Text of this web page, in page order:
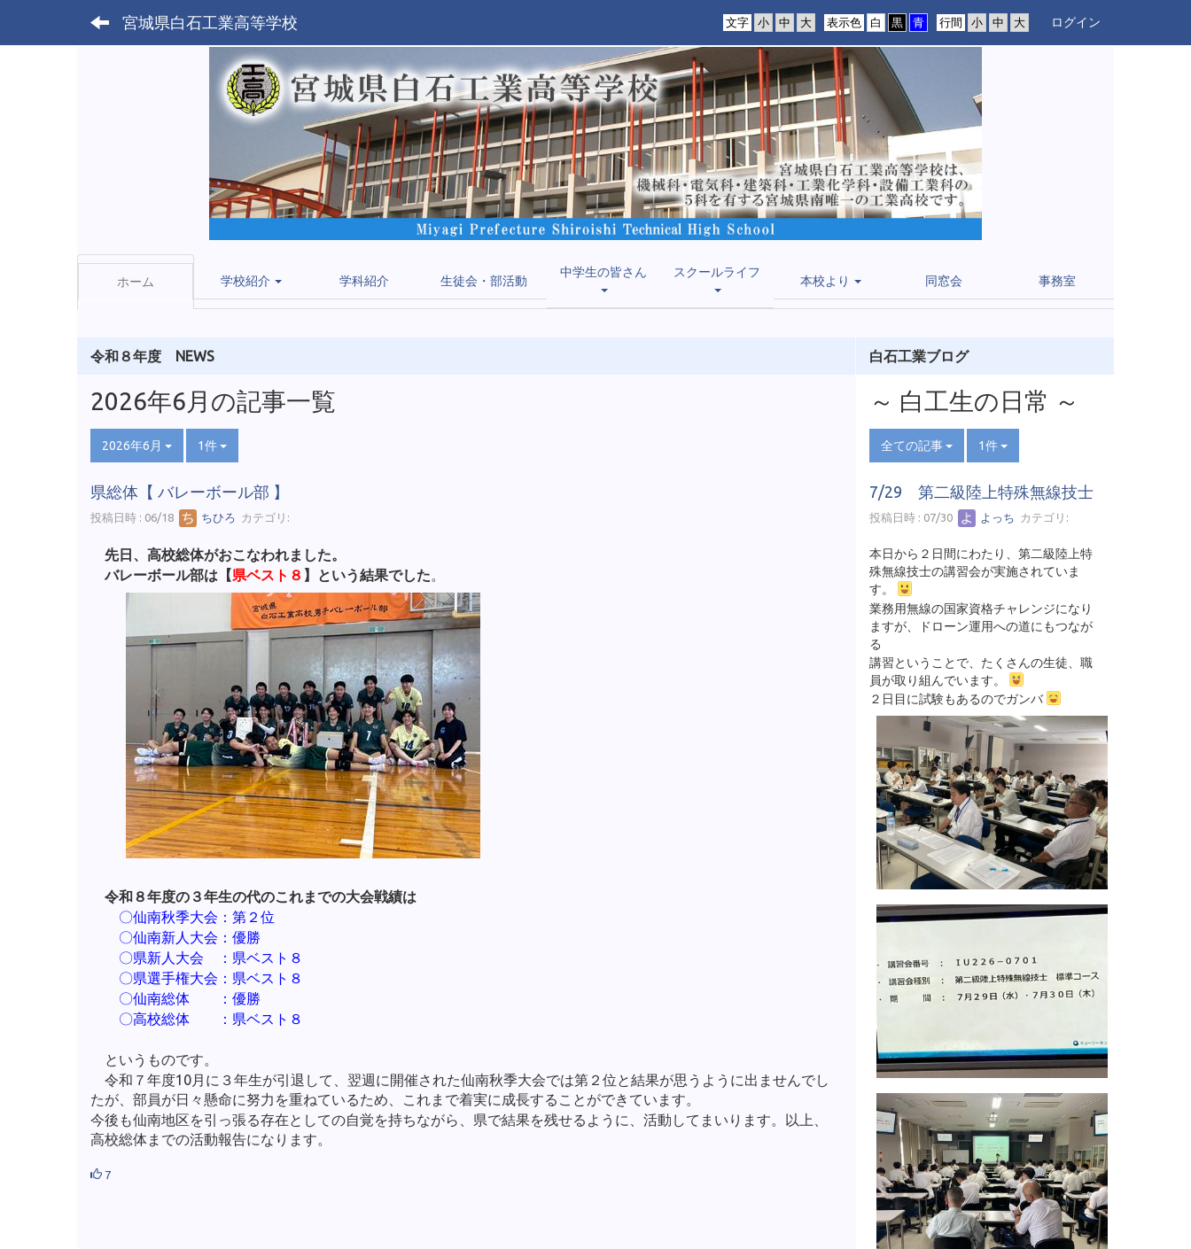
宮城県白石工業高等学校 行間
表示色
文字 ログイン
ホーム 学校紹介 学科紹介 生徒会・部活動
中学生の皆さん スクールライフ
本校より 同窓会 事務室
令和８年度 NEWS
2026年6月の記事一覧
2026年6月 1件
県総体【 バレーボール部 】
投稿日時 : 06/18 ちひろ カテゴリ:
先日、高校総体がおこなわれました。
バレーボール部は【県ベスト８ 】という結果でした。
令和８年度の３年生の代のこれまでの大会戦績は
〇仙南秋季大会：第２位
〇仙南新人大会：優勝
〇県新人大会 ：県ベスト８
〇県選手権大会：県ベスト８
〇仙南総体 ：優勝
〇高校総体 ：県ベスト８
というものです。
令和７年度10月に３年生が引退して、翌週に開催された仙南秋季大会では第２位と結果が思うように出ませんでし
たが、部員が日々懸命に努力を重ねているため、これまで着実に成長することができています。
今後も仙南地区を引っ張る存在としての自覚を持ちながら、県で結果を残せるように、活動してまいります。以上、
高校総体までの活動報告になります。
7
白石工業ブログ
～ 白工生の日常 ～
全ての記事 1件
7/29 第二級陸上特殊無線技士
投稿日時 : 07/30 よっち カテゴリ:
本日から２日間にわたり、第二級陸上特
殊無線技士の講習会が実施されていま
す。
業務用無線の国家資格チャレンジになり
ますが、ドローン運用への道にもつなが
る
講習ということで、たくさんの生徒、職
員が取り組んでいます。
２日目に試験もあるのでガンバ